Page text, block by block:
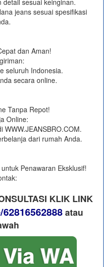
detail sesuai keinginan.
jeans sesuai spesifikasi
dan Aman!
seluruh Indonesia.
secara online.
Tanpa Repot!
Online:
WWW.JEANSBRO.COM.
dari rumah Anda.
Penawaran Eksklusif!
KLIK LINK
​ atau